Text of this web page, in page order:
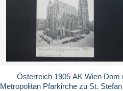
Österreich 1905 AK Wien Dom
Metropolitan Pfarkirche zu St. Stefan